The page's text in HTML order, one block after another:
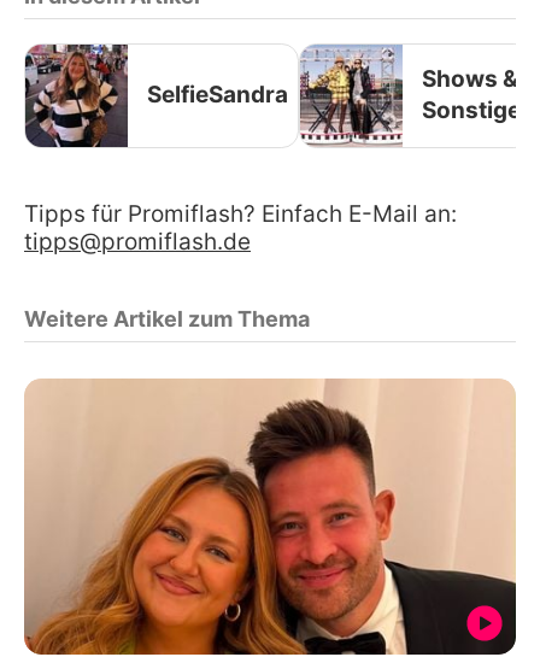
SelfieSandra
Shows &
Sonstige
Tipps für Promiflash? Einfach E-Mail an:
tipps@promiflash.de
Weitere Artikel zum Thema